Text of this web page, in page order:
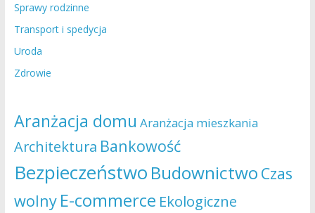
Sprawy rodzinne
Transport i spedycja
Uroda
Zdrowie
Aranżacja domu Aranżacja mieszkania
Architektura Bankowość
Bezpieczeństwo Budownictwo Czas
wolny E-commerce Ekologiczne